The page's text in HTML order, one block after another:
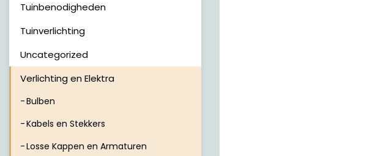
Tuinbenodigheden
Tuinverlichting
Uncategorized
Verlichting en Elektra
Bulben
Kabels en Stekkers
Losse Kappen en Armaturen